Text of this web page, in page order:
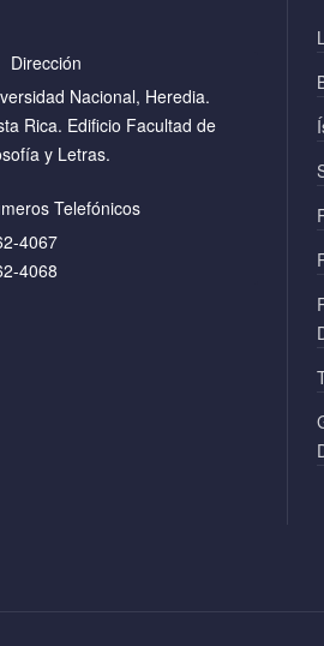
Dirección
Nacional, Heredia.
Rica. Edificio Facultad de
y Letras.
Telefónicos
4067
4068